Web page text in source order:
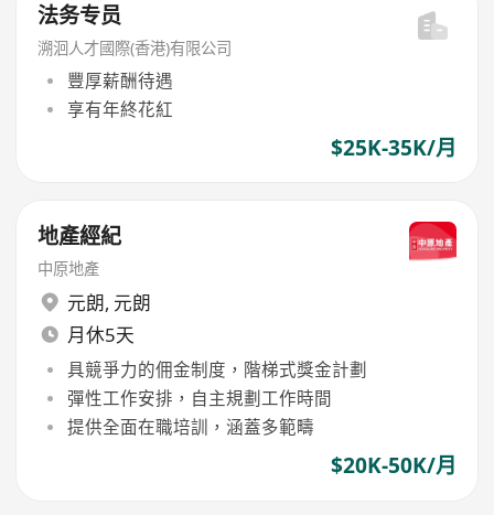
法务专员
溯洄人才國際(香港)有限公司
豐厚薪酬待遇
享有年終花紅
$25K-35K/月
地產經紀
中原地產
元朗, 元朗
月休5天
具競爭力的佣金制度，階梯式獎金計劃
彈性工作安排，自主規劃工作時間
提供全面在職培訓，涵蓋多範疇
$20K-50K/月